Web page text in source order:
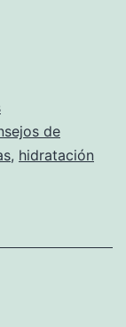
de
, hidratación